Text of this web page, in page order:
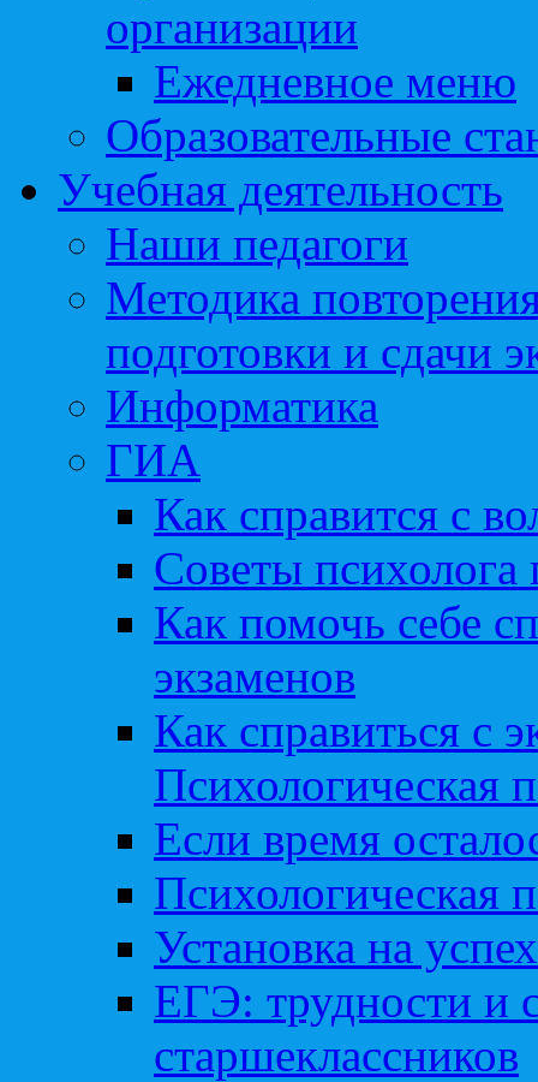
организации
Ежедневное меню
Образовательные
Учебная деятельность
Наши педагоги
Методика
подготовки и сдачи
Информатика
ГИА
Как справится с
Советы
Как помочь себе
экзаменов
Как справиться с
Психологическая
Если время
Психологическая
Установка на успех
ЕГЭ: трудности и
старшеклассников